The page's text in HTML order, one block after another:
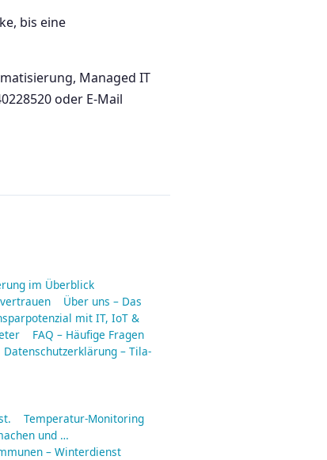
bis eine
Managed IT
oder E-Mail
im Überblick
Über uns – Das
mit IT, IoT &
FAQ – Häufige Fragen
Datenschutzerklärung – Tila-
Temperatur-Monitoring
und …
– Winterdienst